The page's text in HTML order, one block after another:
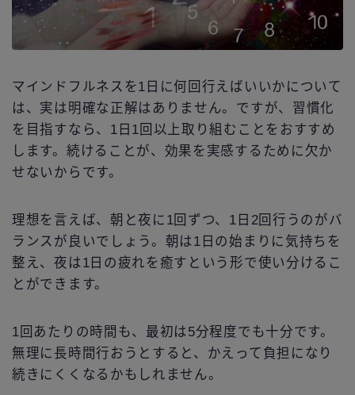
マインドフルネスを1日に何回行えばいいかについて
は、実は明確な正解はありません。ですが、習慣化
を目指すなら、1日1回以上取り組むことをおすすめ
します。続けることが、効果を実感するために欠か
せないからです。
理想を言えば、朝と夜に1回ずつ、1日2回行うのがバ
ランスが良いでしょう。朝は1日の始まりに気持ちを
整え、夜は1日の疲れを癒すという形で使い分けるこ
とができます。
1回あたりの時間も、最初は5分程度でも十分です。
無理に長時間行おうとすると、かえって負担になり
続きにくくなるかもしれません。